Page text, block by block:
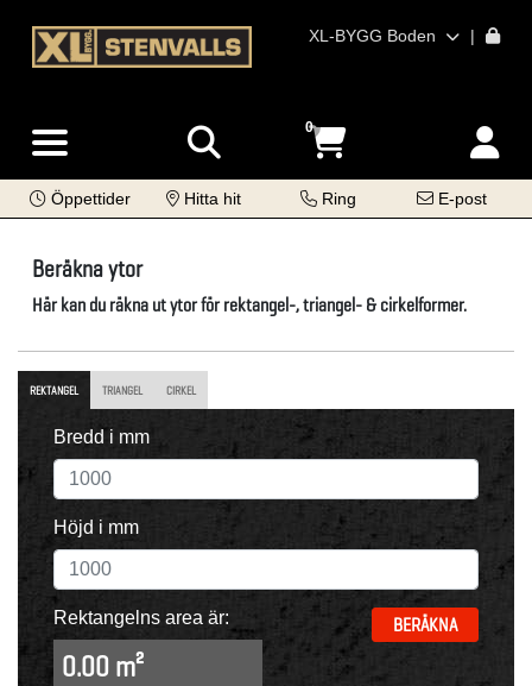
XL-BYGG Boden |
0
Öppettider Hitta hit Ring E-post
Beräkna ytor
Här kan du räkna ut ytor för rektangel-, triangel- & cirkelformer.
REKTANGEL TRIANGEL CIRKEL
Bredd i mm
Höjd i mm
BERÄKNA
Rektangelns area är:
0.00 m²